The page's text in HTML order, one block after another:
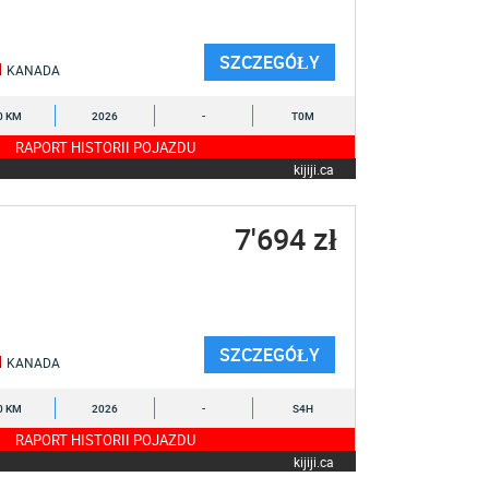
KANADA SZCZEGÓŁY
KM 2026 - T0M
RAPORT HISTORII POJAZDU
kijiji.ca
7'694 zł
KANADA SZCZEGÓŁY
KM 2026 - S4H
RAPORT HISTORII POJAZDU
kijiji.ca